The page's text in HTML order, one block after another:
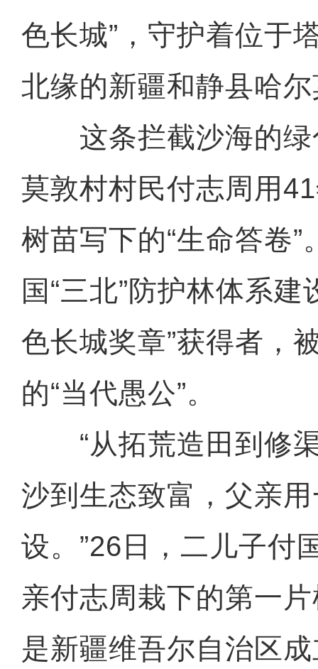
色长城”，守护着位于
北缘的新疆和静县哈
这条拦截沙海的绿
莫敦村村民付志周用
树苗写下的“生命答卷”
国“三北”防护林体系建
色长城奖章”获得者，
的“当代愚公”。
“从拓荒造田到修渠
沙到生态致富，父亲
设。”26日，二儿子付
亲付志周栽下的第一
是新疆维吾尔自治区